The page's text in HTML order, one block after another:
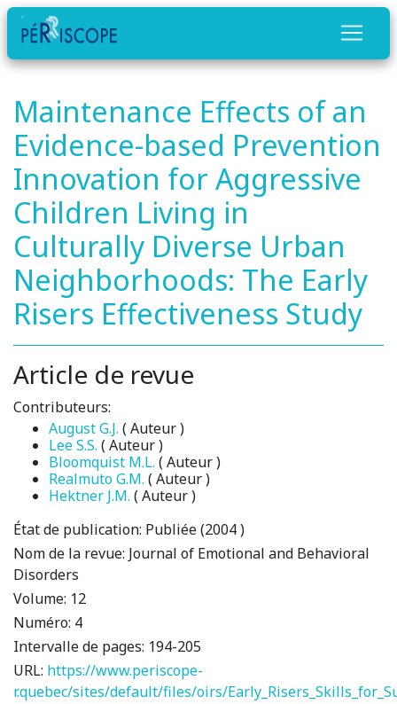
Maintenance Effects of an
Evidence-based Prevention
Innovation for Aggressive
Children Living in
Culturally Diverse Urban
Neighborhoods: The Early
Risers Effectiveness Study
Article de revue
Contributeurs:
August G.J. ( Auteur )
Lee S.S. ( Auteur )
Bloomquist M.L. ( Auteur )
Realmuto G.M. ( Auteur )
Hektner J.M. ( Auteur )
État de publication: Publiée (2004 )
Nom de la revue: Journal of Emotional and Behavioral
Disorders
Volume: 12
Numéro: 4
Intervalle de pages: 194-205
URL: https://www.periscope-
r.quebec/sites/default/files/oirs/